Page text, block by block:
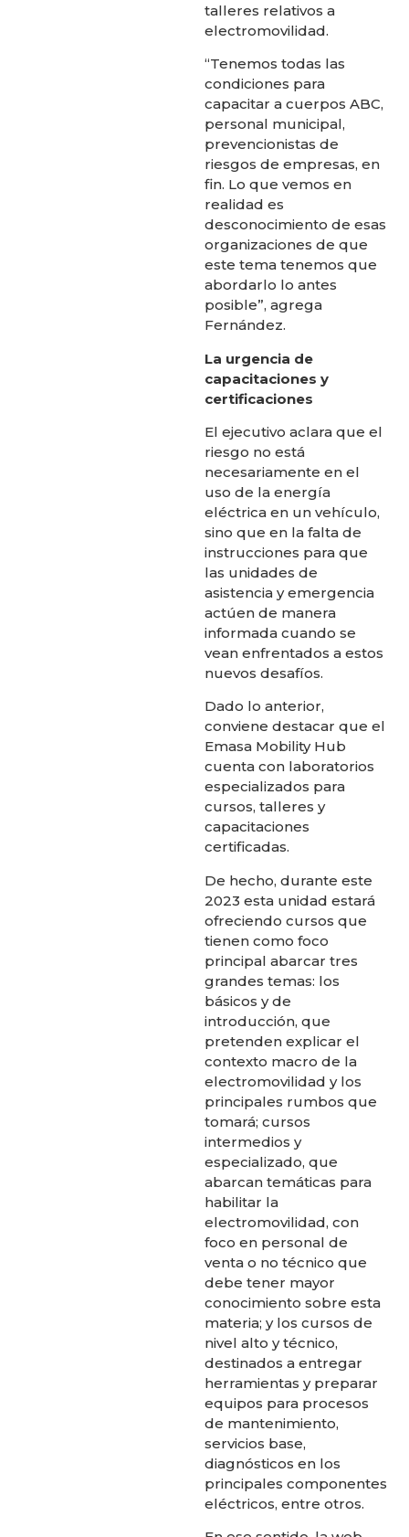
talleres relativos a
electromovilidad.
“Tenemos todas las
condiciones para
capacitar a cuerpos ABC,
personal municipal,
prevencionistas de
riesgos de empresas, en
fin. Lo que vemos en
realidad es
desconocimiento de esas
organizaciones de que
este tema tenemos que
abordarlo lo antes
posible”, agrega
Fernández.
La urgencia de
capacitaciones y
certificaciones
El ejecutivo aclara que el
riesgo no está
necesariamente en el
uso de la energía
eléctrica en un vehículo,
sino que en la falta de
instrucciones para que
las unidades de
asistencia y emergencia
actúen de manera
informada cuando se
vean enfrentados a estos
nuevos desafíos.
Dado lo anterior,
conviene destacar que el
Emasa Mobility Hub
cuenta con laboratorios
especializados para
cursos, talleres y
capacitaciones
certificadas.
De hecho, durante este
2023 esta unidad estará
ofreciendo cursos que
tienen como foco
principal abarcar tres
grandes temas: los
básicos y de
introducción, que
pretenden explicar el
contexto macro de la
electromovilidad y los
principales rumbos que
tomará; cursos
intermedios y
especializado, que
abarcan temáticas para
habilitar la
electromovilidad, con
foco en personal de
venta o no técnico que
debe tener mayor
conocimiento sobre esta
materia; y los cursos de
nivel alto y técnico,
destinados a entregar
herramientas y preparar
equipos para procesos
de mantenimiento,
servicios base,
diagnósticos en los
principales componentes
eléctricos, entre otros.